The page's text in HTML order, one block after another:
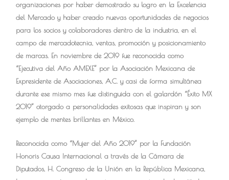
organizaciones por haber demostrado su logro en la Excelencia
del Mercado y haber creado nuevas oportunidades de negocios
para los socios y colaboradores dentro de la industria, en el
campo de mercadotecnia, ventas, promoción y posicionamiento
de marcas. En noviembre de 2019 fue reconocida como
“Ejecutiva del Año AMEXE” por la Asociación Mexicana de
Expresidente de Asociaciones, A.C. y casi de forma simultánea
durante ese mismo mes fue distinguida con el galardón “Éxito MX
2019” otorgado a personalidades exitosas que inspiran y son
ejemplo de mentes brillantes en México.
Reconocida como “Mujer del Año 2019” por la Fundación
Honoris Causa Internacional a través de la Cámara de
Diputados, H. Congreso de la Unión en la República Mexicana,